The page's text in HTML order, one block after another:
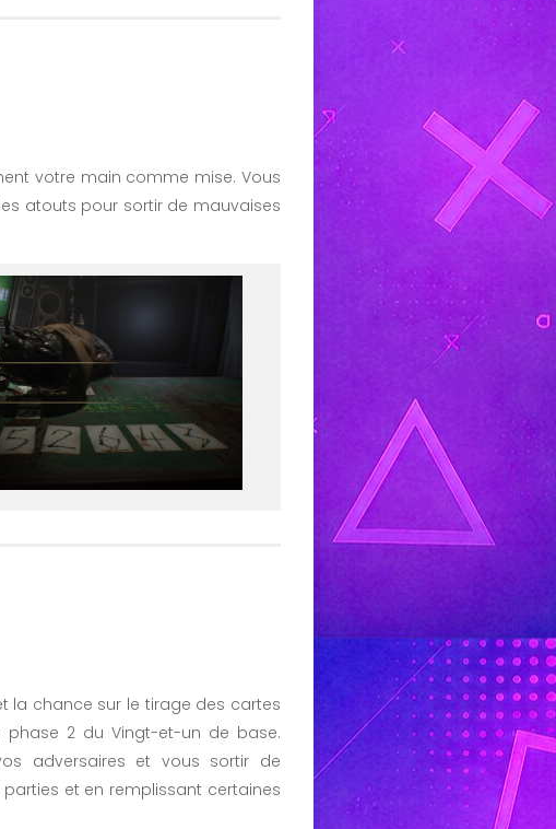
votre main comme mise. Vous
atouts pour sortir de mauvaises
la chance sur le tirage des cartes
2 du Vingt-et-un de base.
adversaires et vous sortir de
et en remplissant certaines